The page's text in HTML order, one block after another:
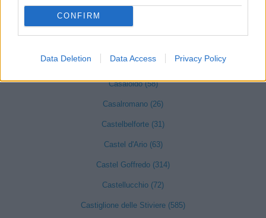
CONFIRM
Data Deletion Data Access Privacy Policy
Bozzolo (81)
Casalmoro (31)
Casaloldo (58)
Casalromano (26)
Castelbelforte (31)
Castel d'Ario (63)
Castel Goffredo (314)
Castellucchio (72)
Castiglione delle Stiviere (585)